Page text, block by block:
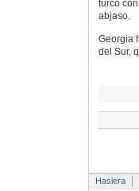
turco
abjaso.
Georgia
del Sur,
Hasiera